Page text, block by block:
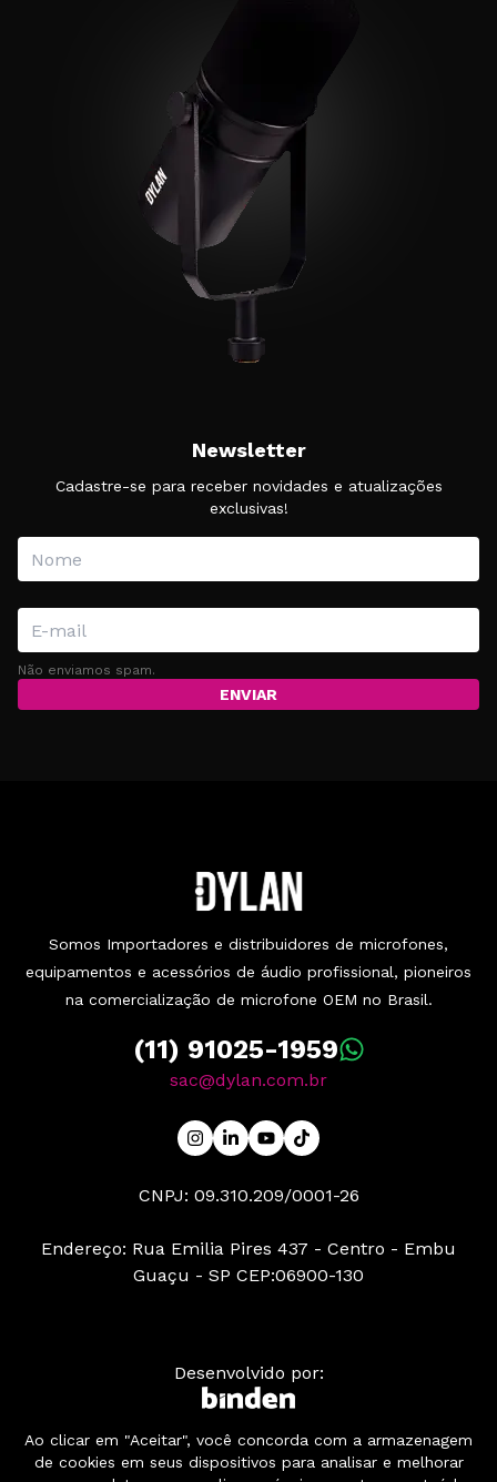
Newsletter
Cadastre-se para receber novidades e atualizações
exclusivas!
Não enviamos spam.
ENVIAR
Somos Importadores e distribuidores de microfones,
equipamentos e acessórios de áudio profissional, pioneiros
na comercialização de microfone OEM no Brasil.
(11) 91025-1959
sac@dylan.com.br
CNPJ: 09.310.209/0001-26
Endereço: Rua Emilia Pires 437 - Centro - Embu
Guaçu - SP CEP:06900-130
© 2025 | Dylan BE YOUR SOUND .:. Todos os direitos
Desenvolvido por:
Ao clicar em "Aceitar", você concorda com a armazenagem
de cookies em seus dispositivos para analisar e melhorar